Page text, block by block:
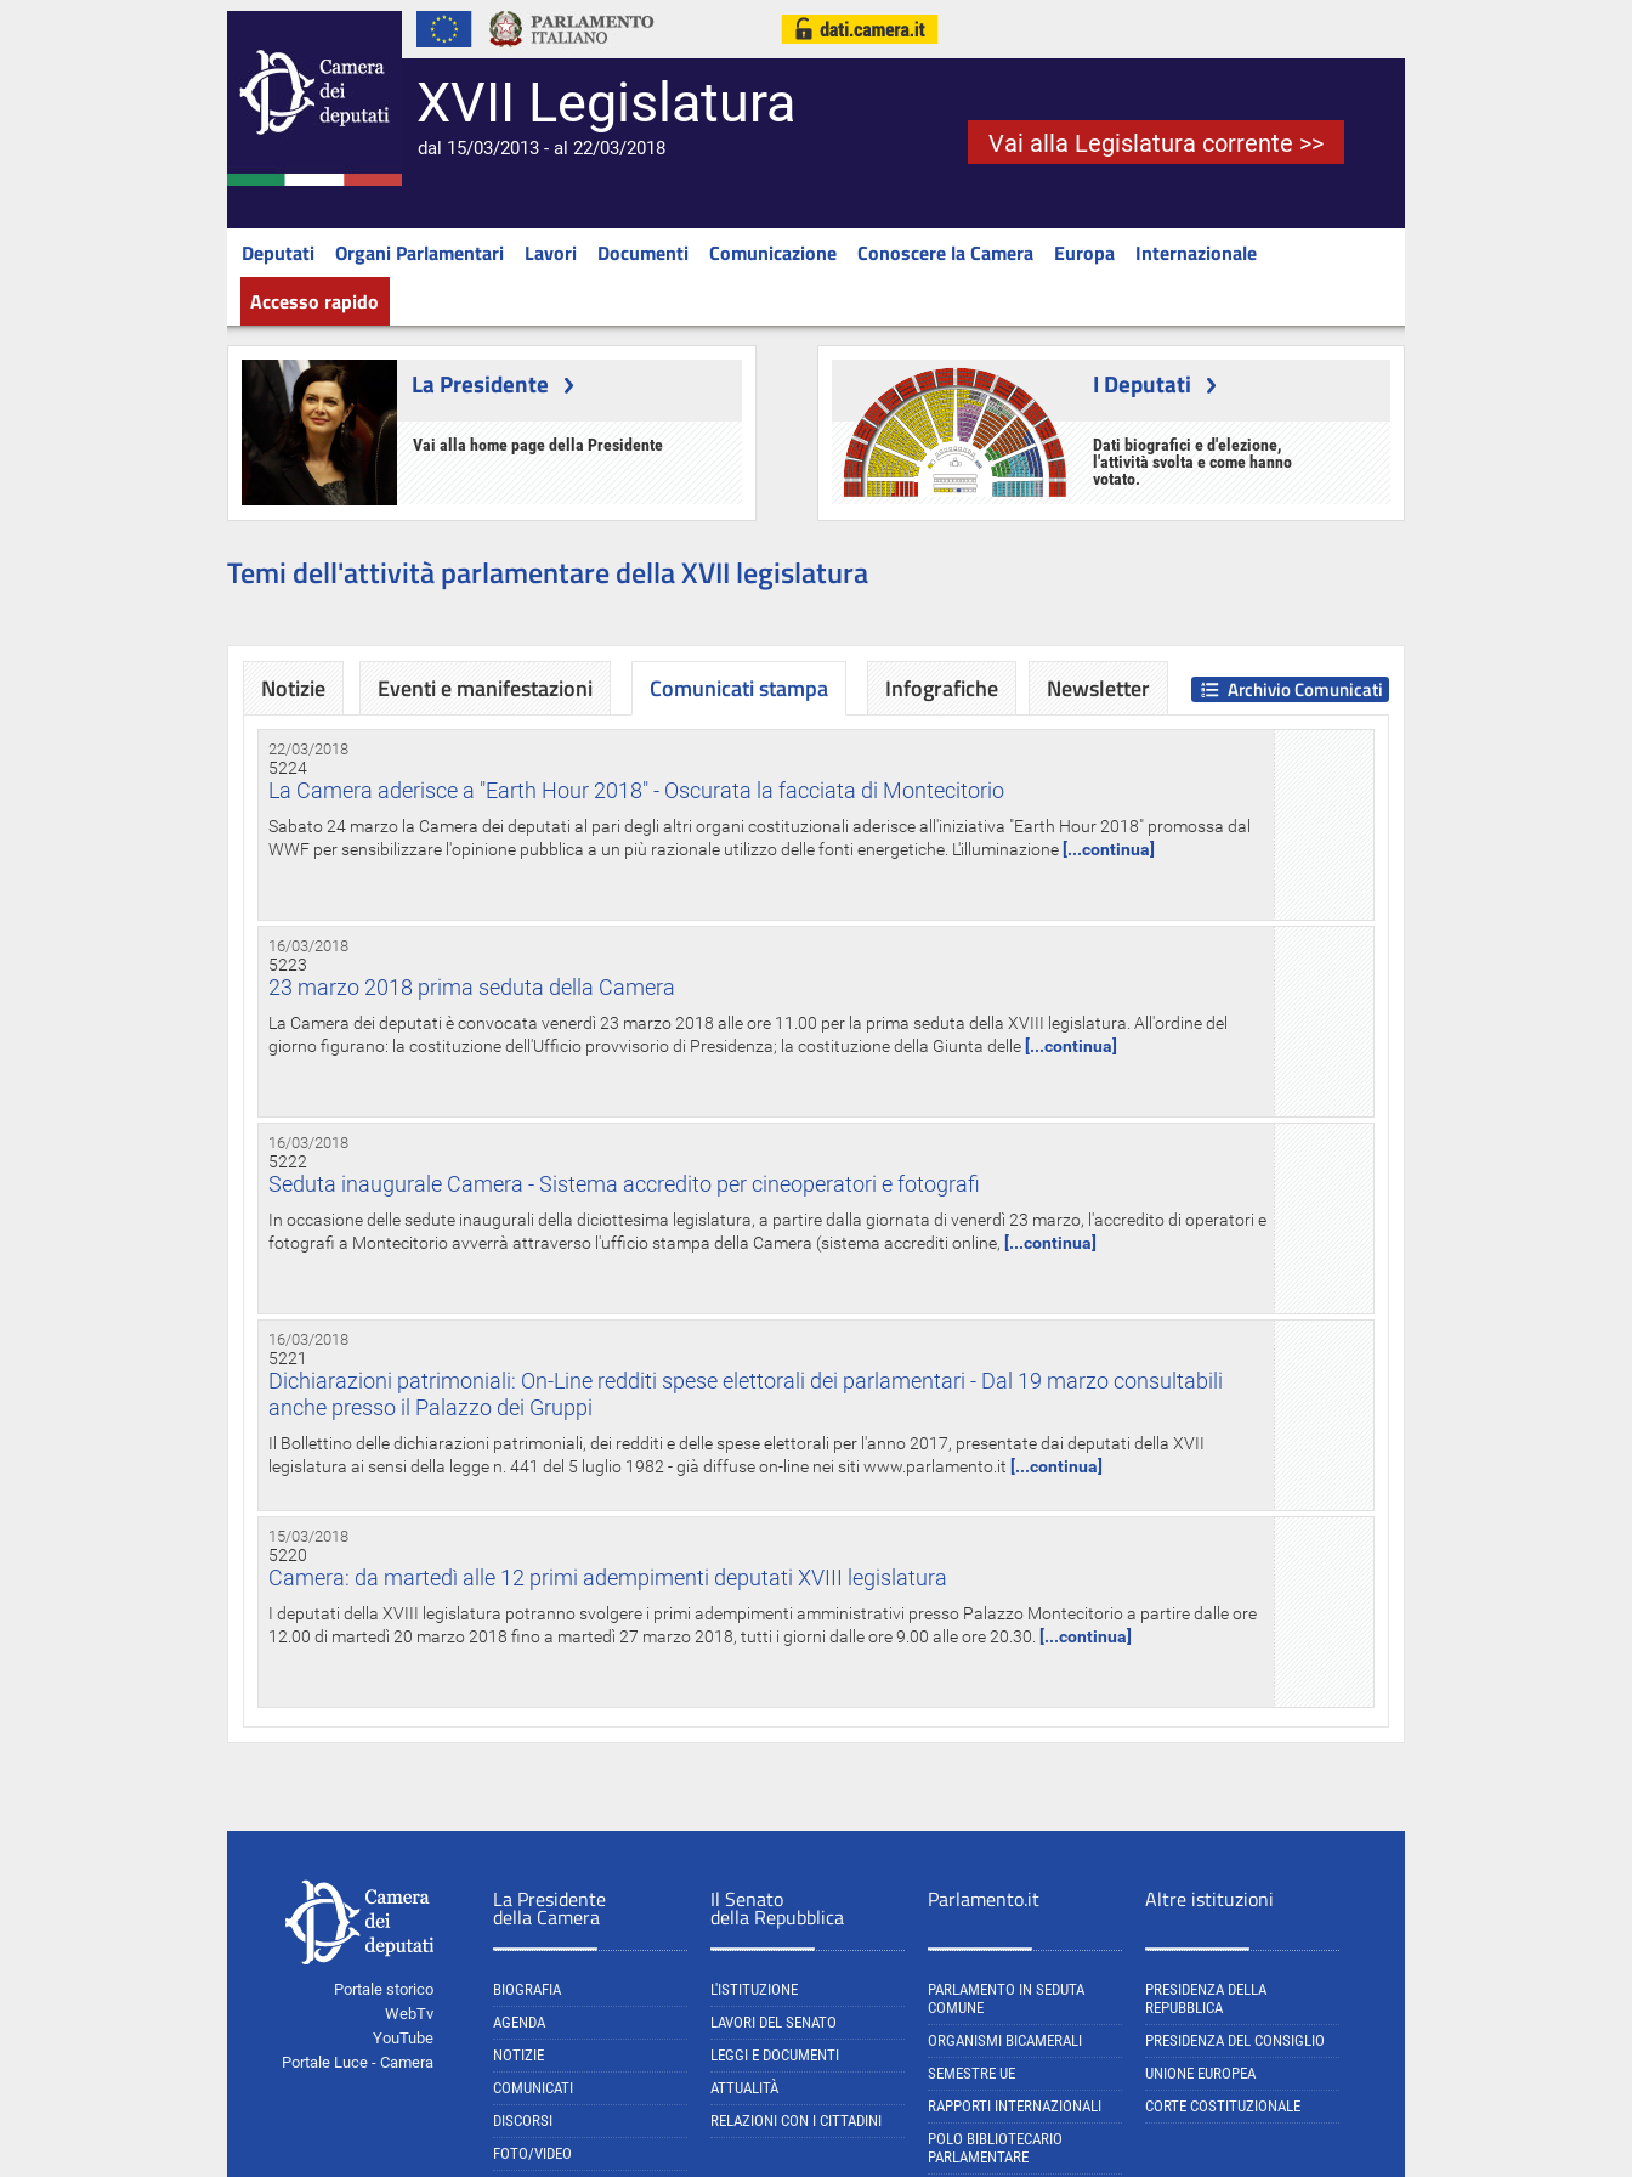
XVII Legislatura
dal 15/03/2013 - al 22/03/2018 Vai alla Legislatura corrente >>
Deputati Organi Parlamentari Lavori Documenti Comunicazione Conoscere la Camera Europa
Internazionale
Accesso rapido
La Presidente
Vai alla home page della Presidente
I Deputati
Dati biografici e d'elezione,
l'attività svolta e come hanno
votato.
Temi dell'attività parlamentare della XVII legislatura
Notizie Eventi e manifestazioni Comunicati stampa
22/03/2018
5224
La Camera aderisce a "Earth Hour 2018" - Oscurata la facciata di Montecitorio
Sabato 24 marzo la Camera dei deputati al pari degli altri organi costituzionali aderisce all'iniziativa "Earth Hour 2018" promossa dal
WWF per sensibilizzare l'opinione pubblica a un più razionale utilizzo delle fonti energetiche. L'illuminazione [...continua]
16/03/2018
5223
23 marzo 2018 prima seduta della Camera
La Camera dei deputati è convocata venerdì 23 marzo 2018 alle ore 11.00 per la prima seduta della XVIII legislatura. All'ordine del
giorno figurano: la costituzione dell'Ufficio provvisorio di Presidenza; la costituzione della Giunta delle [...continua]
16/03/2018
5222
Seduta inaugurale Camera - Sistema accredito per cineoperatori e fotografi
In occasione delle sedute inaugurali della diciottesima legislatura, a partire dalla giornata di venerdì 23 marzo, l'accredito di operatori e
fotografi a Montecitorio avverrà attraverso l'ufficio stampa della Camera (sistema accrediti online, [...continua]
16/03/2018
5221
Dichiarazioni patrimoniali: On-Line redditi spese elettorali dei parlamentari - Dal 19 marzo consultabili
anche presso il Palazzo dei Gruppi
Il Bollettino delle dichiarazioni patrimoniali, dei redditi e delle spese elettorali per l'anno 2017, presentate dai deputati della XVII
legislatura ai sensi della legge n. 441 del 5 luglio 1982 - già diffuse on-line nei siti www.parlamento.it [...continua]
15/03/2018
5220
Camera: da martedì alle 12 primi adempimenti deputati XVIII legislatura
I deputati della XVIII legislatura potranno svolgere i primi adempimenti amministrativi presso Palazzo Montecitorio a partire dalle ore
12.00 di martedì 20 marzo 2018 fino a martedì 27 marzo 2018, tutti i giorni dalle ore 9.00 alle ore 20.30.
[...continua]
Archivio Comunicati
Infografiche Newsletter
Portale storico
WebTv
YouTube
Portale Luce - Camera
La Presidente
della Camera
BIOGRAFIA
AGENDA
NOTIZIE
COMUNICATI
DISCORSI
FOTO/VIDEO
Il Senato
della Repubblica
L'ISTITUZIONE
LAVORI DEL SENATO
LEGGI E DOCUMENTI
ATTUALITÀ
RELAZIONI CON I CITTADINI
Parlamento.it
PARLAMENTO IN SEDUTA
COMUNE
ORGANISMI BICAMERALI
SEMESTRE UE
RAPPORTI INTERNAZIONALI
POLO BIBLIOTECARIO
PARLAMENTARE
Altre istituzioni
PRESIDENZA DELLA
REPUBBLICA
PRESIDENZA DEL CONSIGLIO
UNIONE EUROPEA
CORTE COSTITUZIONALE